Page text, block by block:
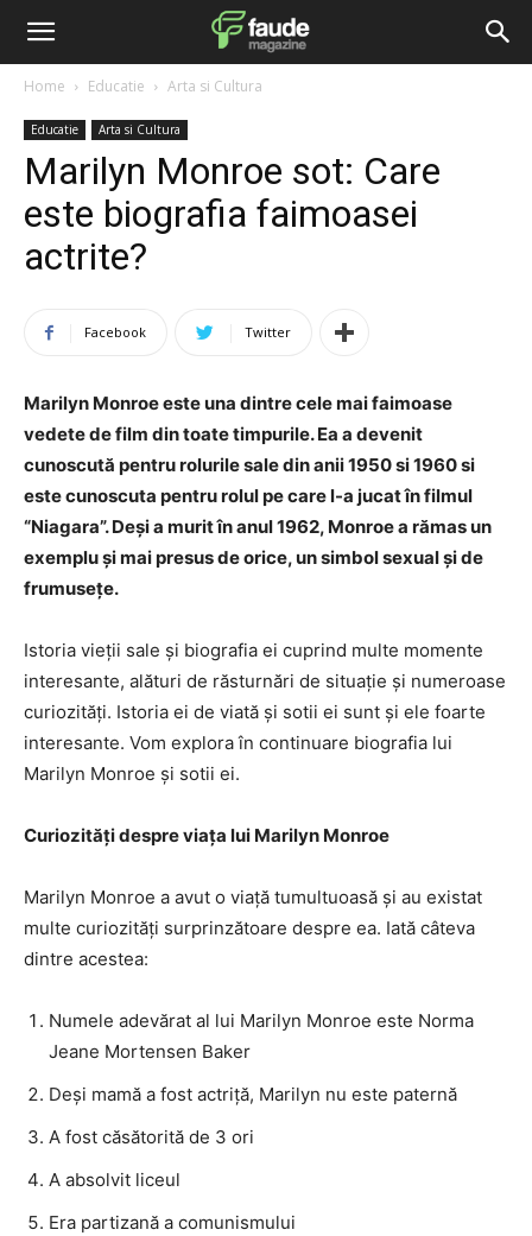
Home Educatie Arta si Cultura
Educatie Arta si Cultura
Marilyn Monroe sot: Care
este biografia faimoasei
actrite?
Facebook Twitter
Marilyn Monroe este una dintre cele mai faimoase
vedete de film din toate timpurile. Ea a devenit
cunoscută pentru rolurile sale din anii 1950 si 1960 si
este cunoscuta pentru rolul pe care l-a jucat în filmul
“Niagara”. Deși a murit în anul 1962, Monroe a rămas un
exemplu și mai presus de orice, un simbol sexual și de
frumusețe.
Istoria vieții sale și biografia ei cuprind multe momente
interesante, alături de răsturnări de situație și numeroase
curiozități. Istoria ei de viată și sotii ei sunt și ele foarte
interesante. Vom explora în continuare biografia lui
Marilyn Monroe și sotii ei.
Curiozități despre viața lui Marilyn Monroe
Marilyn Monroe a avut o viață tumultuoasă și au existat
multe curiozități surprinzătoare despre ea. Iată câteva
dintre acestea:
Numele adevărat al lui Marilyn Monroe este Norma
Jeane Mortensen Baker
Deși mamă a fost actriță, Marilyn nu este paternă
A fost căsătorită de 3 ori
A absolvit liceul
Era partizană a comunismului